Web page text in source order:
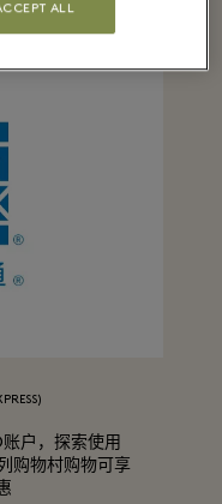
户，探索使用
购物村购物可享
ALL